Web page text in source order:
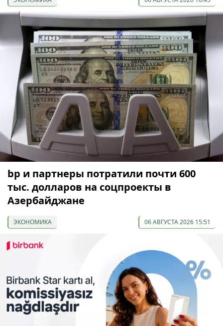
bp и партнеры потратили почти 600
тыс. долларов на соцпроекты в
Азербайджане
ЭКОНОМИКА 06 АВГУСТА 2026 15:51